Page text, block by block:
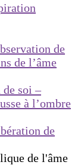
de
de l’âme
soi –
à l’ombre
de
de l'âme